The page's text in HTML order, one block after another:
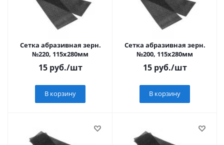
Сетка абразивная зерн.
№220, 115х280мм
15руб./шт
В корзину
Сетка абразивная зерн.
№200, 115х280мм
15руб./шт
В корзину